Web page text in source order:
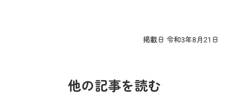
掲載日 令和3年8月21日
他の記事を読む